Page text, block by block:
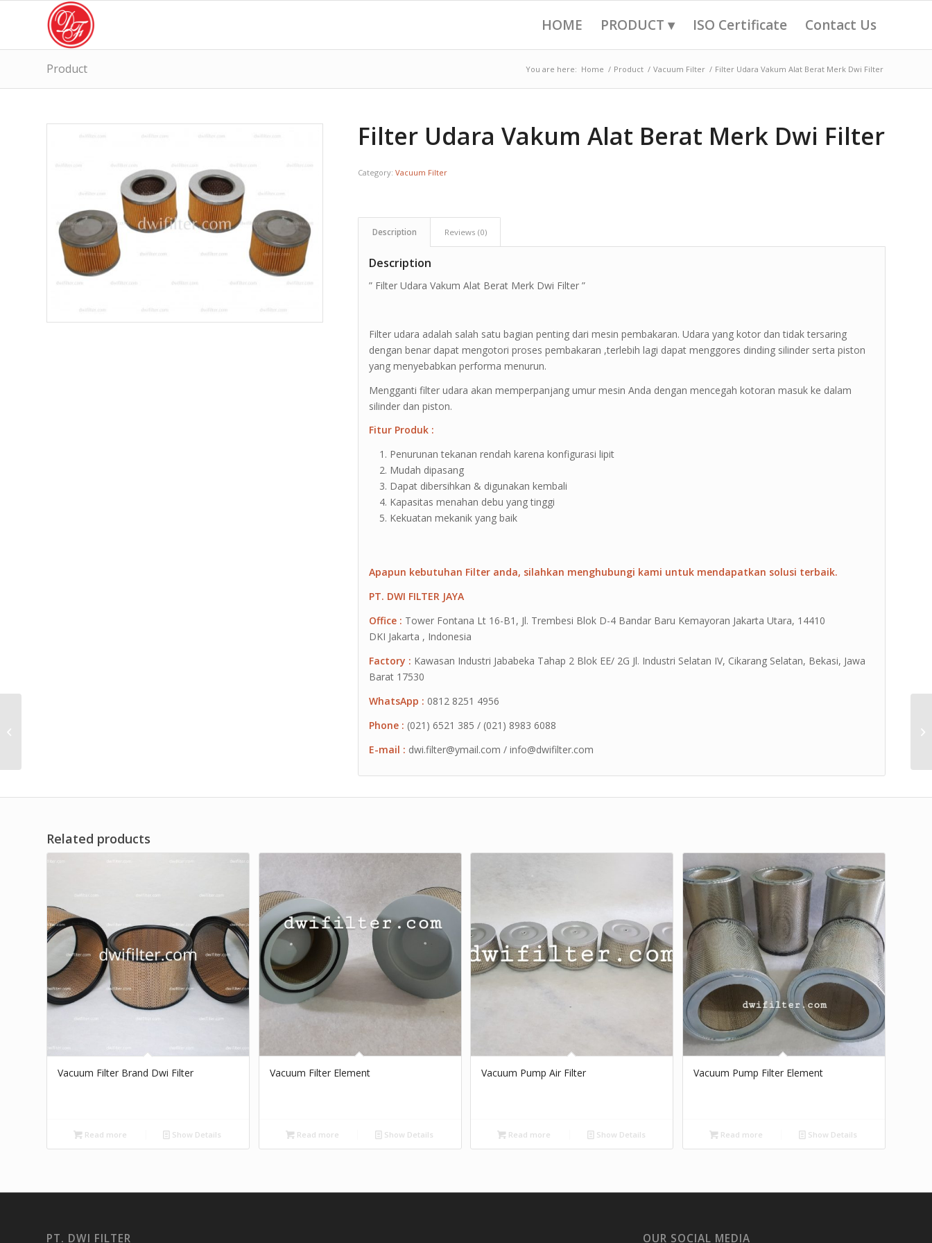
HOME PRODUCT ▾ ISO Certificate Contact Us
Product You are here: Home / Product / Vacuum Filter / Filter Udara Vakum Alat Berat Merk Dwi Filter
Filter Udara Vakum Alat Berat Merk Dwi Filter
Category:Vacuum Filter
Description Reviews (0)
Description
” Filter Udara Vakum Alat Berat Merk Dwi Filter ”
Filter udara adalah salah satu bagian penting dari mesin pembakaran. Udara yang kotor dan tidak tersaring
dengan benar dapat mengotori proses pembakaran ,terlebih lagi dapat menggores dinding silinder serta piston
yang menyebabkan performa menurun.
Mengganti filter udara akan memperpanjang umur mesin Anda dengan mencegah kotoran masuk ke dalam
silinder dan piston.
Fitur Produk :
Penurunan tekanan rendah karena konfigurasi lipit
Mudah dipasang
Dapat dibersihkan & digunakan kembali
Kapasitas menahan debu yang tinggi
Kekuatan mekanik yang baik
Apapun kebutuhan Filter anda, silahkan menghubungi kami untuk mendapatkan solusi terbaik.
PT. DWI FILTER JAYA
Office : Tower Fontana Lt 16-B1, Jl. Trembesi Blok D-4 Bandar Baru Kemayoran Jakarta Utara, 14410
DKI Jakarta , Indonesia
Factory : Kawasan Industri Jababeka Tahap 2 Blok EE/ 2G Jl. Industri Selatan IV, Cikarang Selatan, Bekasi, Jawa
Barat 17530
WhatsApp : 0812 8251 4956
Phone : (021) 6521 385 / (021) 8983 6088
E-mail : dwi.filter@ymail.com / info@dwifilter.com
Related products
Vacuum Filter Brand Dwi Filter
Read more Show Details
Vacuum Filter Element
Read more Show Details
Vacuum Pump Air Filter
Read more Show Details
Vacuum Pump Filter Element
Read more Show Details
PT. DWI FILTER OUR SOCIAL MEDIA